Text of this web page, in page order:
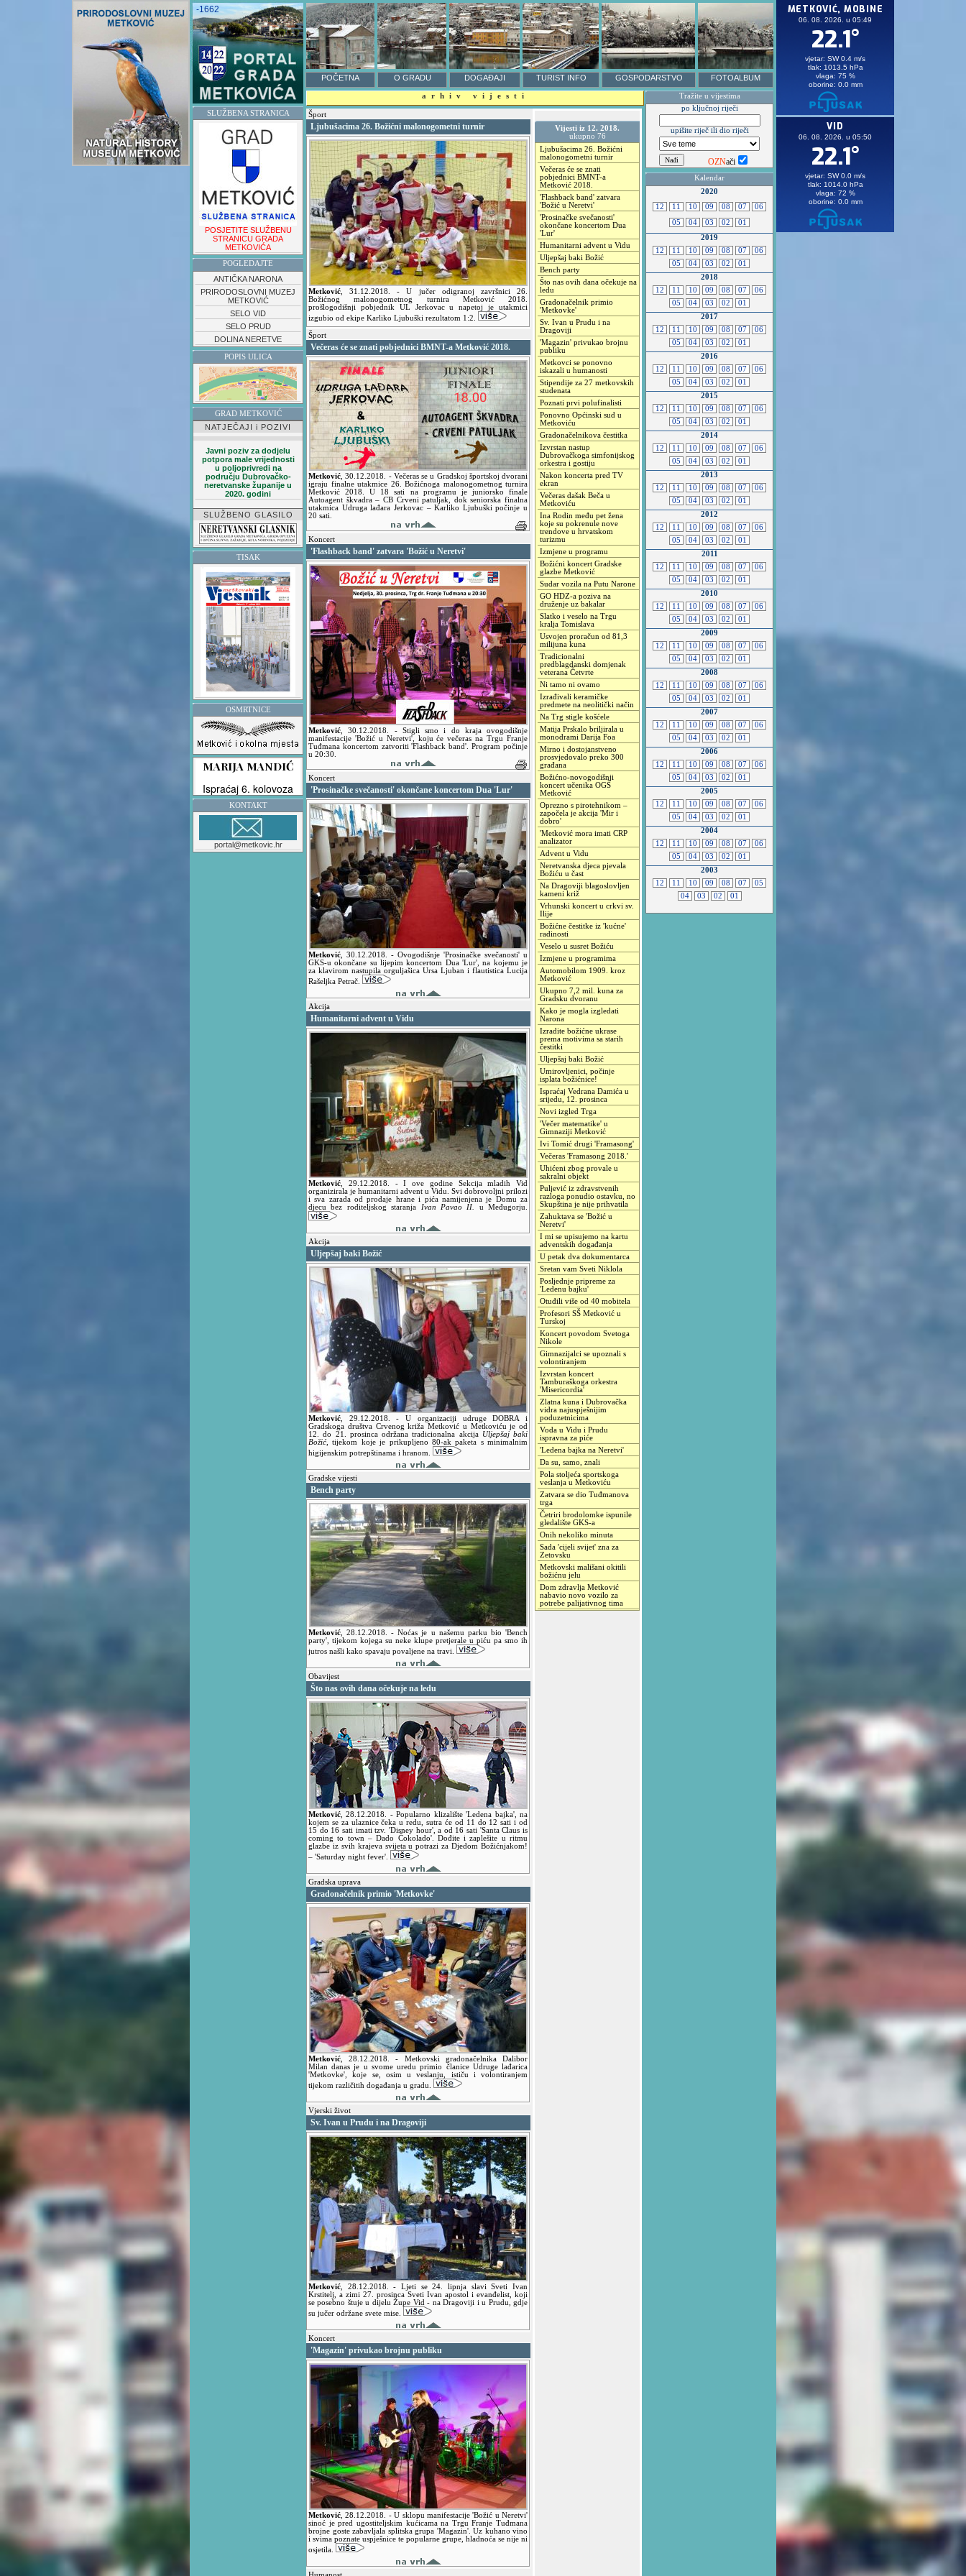
-1662
POČETNA O GRADU DOGAĐAJI TURIST INFO GOSPODARSTVO FOTOALBUM
SLUŽBENA STRANICA
POSJETITE SLUŽBENU
STRANICU GRADA
METKOVIĆA
POGLEDAJTE
ANTIČKA NARONA
PRIRODOSLOVNI MUZEJ
METKOVIĆ
SELO VID
SELO PRUD
DOLINA NERETVE
POPIS ULICA
GRAD METKOVIĆ
NATJEČAJI i POZIVI
Javni poziv za dodjelu
potpora male vrijednosti
u poljoprivredi na
području Dubrovačko-
neretvanske županije u
2020. godini
SLUŽBENO GLASILO
TISAK
OSMRTNICE
KONTAKT
portal@metkovic.hr
arhiv vijesti
Šport
Ljubušacima 26. Božićni malonogometni turnir
Metković ,31.12.2018.- U jučer odigranoj završnici 26.
Božićnog malonogometnog turnira Metković 2018.
prošlogodišnji pobjednik UL Jerkovac u napetoj je utakmici
izgubio od ekipe Karliko Ljubuški rezultatom 1:2.
Šport
Večeras će se znati pobjednici BMNT-a Metković 2018.
Metković ,30.12.2018. - Večeras se u Gradskoj športskoj dvorani
igraju finalne utakmice 26. Božićnoga malonogometnog turnira
Metković 2018. U 18 sati na programu je juniorsko finale
Autoagent škvadra – CB Crveni patuljak, dok seniorska finalna
utakmica Udruga lađara Jerkovac – Karliko Ljubuški počinje u
20 sati.
Koncert
'Flashback band' zatvara 'Božić u Neretvi'
Metković ,30.12.2018. - Stigli smo i do kraja ovogodišnje
manifestacije 'Božić u Neretvi', koju će večeras na Trgu Franje
Tuđmana koncertom zatvoriti 'Flashback band'. Program počinje
u 20:30.
Koncert
'Prosinačke svečanosti' okončane koncertom Dua 'Lur'
Metković 30.12.2018. - Ovogodišnje 'Prosinačke svečanosti' u
GKS-u okončane su lijepim koncertom Dua 'Lur', na kojemu je
za klavirom nastupila orguljašica Ursa Ljuban i flautistica Lucija
Rašeljka Petrač.
Akcija
Humanitarni advent u Vidu
Metković 29.12.2018. - I ove godine Sekcija mladih Vid
organizirala je humanitarni advent u Vidu. Svi dobrovoljni prilozi
i sva zarada od prodaje hrane i pića namijenjena je Domu za
djecu bez roditeljskog staranja
Ivan Pavao II. u Međugorju.
Akcija
Uljepšaj baki Božić
Metković 29.12.2018.- U organizaciji udruge DOBRA i
Gradskoga društva Crvenog križa Metković u Metkoviću je od
12. do 21. prosinca održana tradicionalna akcija Uljepšaj baki
Božić , tijekom koje je prikupljeno 80-ak paketa s minimalnim
higijenskim potrepštinama i hranom.
Gradske vijesti
Bench party
Metković ,28.12.2018.- Noćas je u našemu parku bio 'Bench
party', tijekom kojega su neke klupe pretjerale u piću pa smo ih
jutros našli kako spavaju povaljene na travi.
Obavijest
Što nas ovih dana očekuje na ledu
Metković ,28.12.2018. - Popularno klizalište 'Ledena bajka', na
kojem se za ulaznice čeka u redu, sutra će od 11 do 12 sati i od
15 do 16 sati imati tzv. 'Disney hour', a od 16 sati 'Santa Claus is
coming to town – Dado Čokolado'. Dođite i zaplešite u ritmu
glazbe iz svih krajeva svijeta u potrazi za Djedom Božićnjakom!
– 'Saturday night fever'.
Gradska uprava
Gradonačelnik primio 'Metkovke'
Metković ,28.12.2018.- Metkovski gradonačelnika Dalibor
Milan danas je u svome uredu primio članice Udruge lađarica
'Metkovke', koje se, osim u veslanju, ističu i volontiranjem
tijekom različitih događanja u gradu.
Vjerski život
Sv. Ivan u Prudu i na Dragoviji
Metković 28.12.2018.- Ljeti se 24. lipnja slavi Sveti Ivan
Krstitelj, a zimi 27. prosinca Sveti Ivan apostol i evanđelist, koji
se posebno štuje u dijelu Župe Vid - na Dragoviji i u Prudu, gdje
su jučer održane svete mise.
Koncert
'Magazin' privukao brojnu publiku
Metković ,28.12.2018. - U sklopu manifestacije 'Božić u Neretvi'
sinoć je pred ugostiteljskim kućicama na Trgu Franje Tuđmana
brojne goste zabavljala splitska grupa 'Magazin'. Uz kuhano vino
i svima poznate uspješnice te popularne grupe, hladnoća se nije ni
osjetila.
Vijesti iz 12. 2018.
ukupno 76
Ljubušacima 26. Božićni
malonogometni turnir
Večeras će se znati
pobjednici BMNT-a
Metković 2018.
'Flashback band' zatvara
'Božić u Neretvi'
'Prosinačke svečanosti'
okončane koncertom Dua
'Lur'
Humanitarni advent u Vidu
Uljepšaj baki Božić
Bench party
Što nas ovih dana očekuje na
ledu
Gradonačelnik primio
'Metkovke'
Sv. Ivan u Prudu i na
Dragoviji
'Magazin' privukao brojnu
publiku
Metkovci se ponovno
iskazali u humanosti
Stipendije za 27 metkovskih
studenata
Poznati prvi polufinalisti
Ponovno Općinski sud u
Metkoviću
Gradonačelnikova čestitka
Izvrstan nastup
Dubrovačkoga simfonijskog
orkestra i gostiju
Nakon koncerta pred TV
ekran
Večeras dašak Beča u
Metkoviću
Ina Rodin među pet žena
koje su pokrenule nove
trendove u hrvatskom
turizmu
Izmjene u programu
Božićni koncert Gradske
glazbe Metković
Sudar vozila na Putu Narone
GO HDZ-a poziva na
druženje uz bakalar
Slatko i veselo na Trgu
kralja Tomislava
Usvojen proračun od 81,3
milijuna kuna
Tradicionalni
predblagdanski domjenak
veterana Četvrte
Ni tamo ni ovamo
Izrađivali keramičke
predmete na neolitički način
Na Trg stigle košćele
Matija Prskalo briljirala u
monodrami Darija Foa
Mirno i dostojanstveno
prosvjedovalo preko 300
građana
Božićno-novogodišnji
koncert učenika OGŠ
Metković
Oprezno s pirotehnikom –
započela je akcija 'Mir i
dobro'
'Metković mora imati CRP
analizator
Advent u Vidu
Neretvanska djeca pjevala
Božiću u čast
Na Dragoviji blagoslovljen
kameni križ
Vrhunski koncert u crkvi sv.
Ilije
Božićne čestitke iz 'kućne'
radinosti
Veselo u susret Božiću
Izmjene u programima
Automobilom 1909. kroz
Metković
Ukupno 7,2 mil. kuna za
Gradsku dvoranu
Kako je mogla izgledati
Narona
Izradite božićne ukrase
prema motivima sa starih
čestitki
Uljepšaj baki Božić
Umirovljenici, počinje
isplata božićnice!
Ispraćaj Vedrana Damića u
srijedu, 12. prosinca
Novi izgled Trga
'Večer matematike' u
Gimnaziji Metković
Ivi Tomić drugi 'Framasong'
Večeras 'Framasong 2018.'
Uhićeni zbog provale u
sakralni objekt
Puljević iz zdravstvenih
razloga ponudio ostavku, no
Skupština je nije prihvatila
Zahuktava se 'Božić u
Neretvi'
I mi se upisujemo na kartu
adventskih događanja
U petak dva dokumentarca
Sretan vam Sveti Niklola
Posljednje pripreme za
'Ledenu bajku'
Otuđili više od 40 mobitela
Profesori SŠ Metković u
Turskoj
Koncert povodom Svetoga
Nikole
Gimnazijalci se upoznali s
volontiranjem
Izvrstan koncert
Tamburaškoga orkestra
'Misericordia'
Zlatna kuna i Dubrovačka
vidra najuspješnijim
poduzetnicima
Voda u Vidu i Prudu
ispravna za piće
'Ledena bajka na Neretvi'
Da su, samo, znali
Pola stoljeća sportskoga
veslanja u Metkoviću
Zatvara se dio Tuđmanova
trga
Četriri brodolomke ispunile
gledalište GKS-a
Onih nekoliko minuta
Sada 'cijeli svijet' zna za
Zetovsku
Metkovski mališani okitili
božićnu jelu
Dom zdravlja Metković
nabavio novo vozilo za
potrebe palijativnog tima
Tražite u vijestima
po ključnoj riječi
upišite riječ ili dio riječi
OZNači
Kalendar
2020
12
11 10 09 08 07
06
05
04 03 02
01
2019
12
11 10 09 08 07
06
05
04 03 02
01
2018
12
11 10 09 08 07
06
05
04 03 02
01
2017
12
11 10 09 08 07
06
05
04 03 02
01
2016
12
11 10 09 08 07
06
05
04 03 02
01
2015
12
11 10 09 08 07
06
05
04 03 02
01
2014
12
11 10 09 08 07
06
05
04 03 02
01
2013
12
11 10 09 08 07
06
05
04 03 02
01
2012
12
11 10 09 08 07
06
05
04 03 02
01
2011
12
11 10 09 08 07
06
05
04 03 02
01
2010
12
11 10 09 08 07
06
05
04 03 02
01
2009
12
11 10 09 08 07
06
05
04 03 02
01
2008
12
11 10 09 08 07
06
05
04 03 02
01
2007
12
11 10 09 08 07
06
05
04 03 02
01
2006
12
11 10 09 08 07
06
05
04 03 02
01
2005
12
11 10 09 08 07
06
05
04 03 02
01
2004
12
11 10 09 08 07
06
05
04 03 02
01
2003
12
11 10 09 08 07
05
04
03 02 01